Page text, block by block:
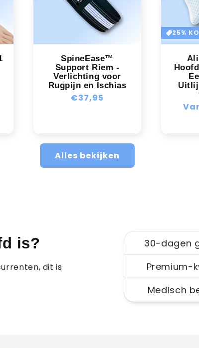
SpineEase™
Support Riem -
Verlichting voor
Rugpijn en Ischias
Normale
€37,95
25%
Alles bekijken
is?
dit is
30-dagen
Premium-
Medisch